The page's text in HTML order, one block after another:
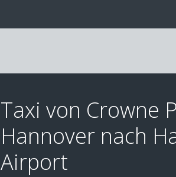
Taxi von Crowne
Hannover nach
Airport